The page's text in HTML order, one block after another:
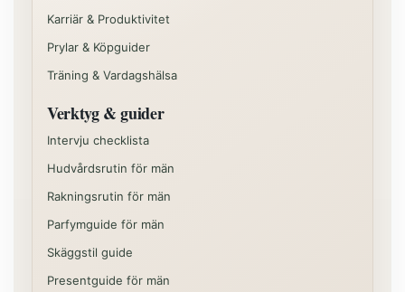
Karriär & Produktivitet
Prylar & Köpguider
Träning & Vardagshälsa
Verktyg & guider
Intervju checklista
Hudvårdsrutin för män
Rakningsrutin för män
Parfymguide för män
Skäggstil guide
Presentguide för män